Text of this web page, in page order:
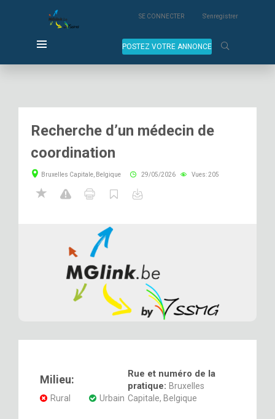
SE CONNECTER S'enregistrer
POSTEZ VOTRE ANNONCE
Recherche d’un médecin de
coordination
Bruxelles Capitale, Belgique 29/05/2026 Vues: 205
Milieu:
Rural Urbain
Rue et numéro de la
pratique: Bruxelles
Capitale, Belgique